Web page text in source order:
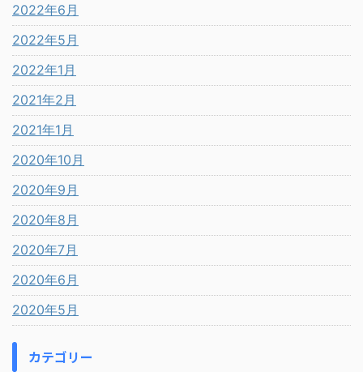
2022年6月
2022年5月
2022年1月
2021年2月
2021年1月
2020年10月
2020年9月
2020年8月
2020年7月
2020年6月
2020年5月
カテゴリー